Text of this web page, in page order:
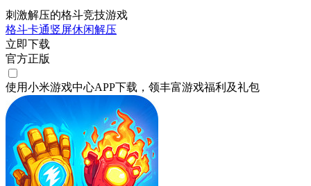
刺激解压的格斗竞技游戏
格斗卡通竖屏休闲解压
立即下载
官方正版
使用小米游戏中心APP下载 ，领丰富游戏福利 及礼包